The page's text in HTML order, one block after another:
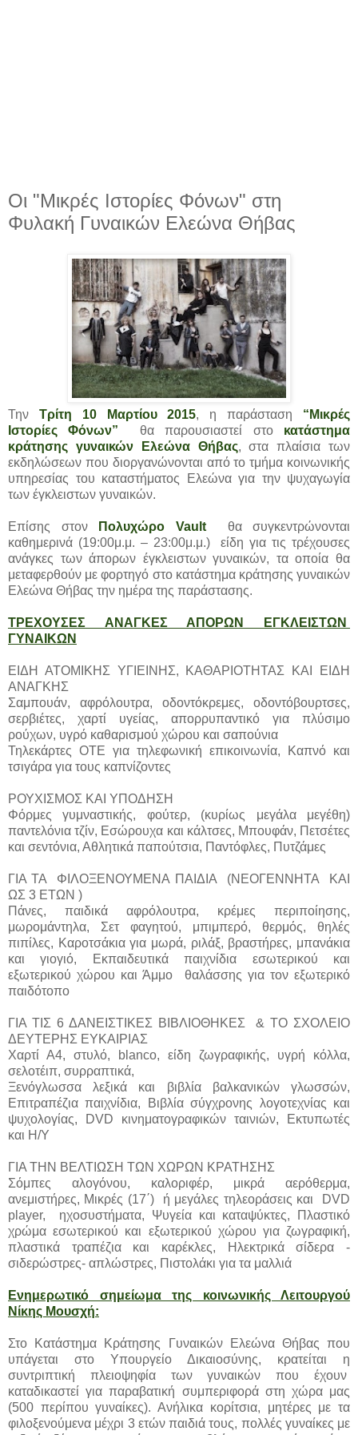
Οι "Μικρές Ιστορίες Φόνων" στη
Φυλακή Γυναικών Ελεώνα Θήβας
Την Τρίτη 10 Μαρτίου 2015, η παράσταση “Μικρές
Ιστορίες Φόνων”
θα παρουσιαστεί στο κατάστημα
κράτησης γυναικών Ελεώνα Θήβας, στα πλαίσια των
εκδηλώσεων που διοργανώνονται από το τμήμα κοινωνικής
υπηρεσίας του καταστήματος Ελεώνα για την ψυχαγωγία
των έγκλειστων γυναικών.
Επίσης στον Πολυχώρο Vault
θα συγκεντρώνονται
καθημερινά (19:00μ.μ. – 23:00μ.μ.) είδη για τις τρέχουσες
ανάγκες των άπορων έγκλειστων γυναικών, τα οποία θα
μεταφερθούν με φορτηγό στο κατάστημα κράτησης γυναικών
Ελεώνα Θήβας την ημέρα της παράστασης.
ΤΡΕΧΟΥΣΕΣ ΑΝΑΓΚΕΣ ΑΠΟΡΩΝ ΕΓΚΛΕΙΣΤΩΝ
ΓΥΝΑΙΚΩΝ
ΕΙΔΗ ΑΤΟΜΙΚΗΣ ΥΓΙΕΙΝΗΣ, ΚΑΘΑΡΙΟΤΗΤΑΣ ΚΑΙ ΕΙΔΗ
ΑΝΑΓΚΗΣ
Σαμπουάν, αφρόλουτρα, οδοντόκρεμες, οδοντόβουρτσες,
σερβιέτες, χαρτί υγείας, απορρυπαντικό για πλύσιμο
ρούχων, υγρό καθαρισμού χώρου και σαπούνια
Τηλεκάρτες ΟΤΕ για τηλεφωνική επικοινωνία, Καπνό και
τσιγάρα για τους καπνίζοντες
ΡΟΥΧΙΣΜΟΣ ΚΑΙ ΥΠΟΔΗΣΗ
Φόρμες γυμναστικής, φούτερ, (κυρίως μεγάλα μεγέθη)
παντελόνια τζίν, Εσώρουχα και κάλτσες, Μπουφάν, Πετσέτες
και σεντόνια, Αθλητικά παπούτσια, Παντόφλες, Πυτζάμες
ΓΙΑ ΤΑ ΦΙΛΟΞΕΝΟΥΜΕΝΑ ΠΑΙΔΙΑ (ΝΕΟΓΕΝΝΗΤΑ ΚΑΙ
ΩΣ 3 ΕΤΩΝ )
Πάνες, παιδικά αφρόλουτρα, κρέμες περιποίησης,
μωρομάντηλα, Σετ φαγητού, μπιμπερό, θερμός, θηλές
πιπίλες, Καροτσάκια για μωρά, ριλάξ, βραστήρες, μπανάκια
και γιογιό, Εκπαιδευτικά παιχνίδια εσωτερικού και
εξωτερικού χώρου και Άμμο θαλάσσης για τον εξωτερικό
παιδότοπο
ΓΙΑ ΤΙΣ 6 ΔΑΝΕΙΣΤΙΚΕΣ ΒΙΒΛΙΟΘΗΚΕΣ & ΤΟ ΣΧΟΛΕΙΟ
ΔEYTEΡΗΣ ΕΥΚΑΙΡΙΑΣ
Χαρτί Α4, στυλό, blanco, είδη ζωγραφικής, υγρή κόλλα,
σελοτέιπ, συρραπτικά,
Ξενόγλωσσα λεξικά και βιβλία βαλκανικών γλωσσών,
Επιτραπέζια παιχνίδια, Βιβλία σύγχρονης λογοτεχνίας και
ψυχολογίας, DVD κινηματογραφικών ταινιών, Εκτυπωτές
και Η/Υ
ΓΙΑ ΤΗΝ ΒΕΛΤΙΩΣΗ ΤΩΝ ΧΩΡΩΝ ΚΡΑΤΗΣΗΣ
Σόμπες αλογόνου, καλοριφέρ, μικρά αερόθερμα,
ανεμιστήρες, Μικρές (17΄) ή μεγάλες τηλεοράσεις και DVD
player, ηχοσυστήματα, Ψυγεία και καταψύκτες, Πλαστικό
χρώμα εσωτερικού και εξωτερικού χώρου για ζωγραφική,
πλαστικά τραπέζια και καρέκλες, Ηλεκτρικά σίδερα -
σιδερώστρες- απλώστρες, Πιστολάκι για τα μαλλιά
Ενημερωτικό σημείωμα της κοινωνικής Λειτουργού
Νίκης Μουσχή:
Στο Κατάστημα Κράτησης Γυναικών Ελεώνα Θήβας που
υπάγεται στο Υπουργείο Δικαιοσύνης, κρατείται η
συντριπτική πλειοψηφία των γυναικών που έχουν
καταδικαστεί για παραβατική συμπεριφορά στη χώρα μας
(500 περίπου γυναίκες). Ανήλικα κορίτσια, μητέρες με τα
φιλοξενούμενα μέχρι 3 ετών παιδιά τους, πολλές γυναίκες με